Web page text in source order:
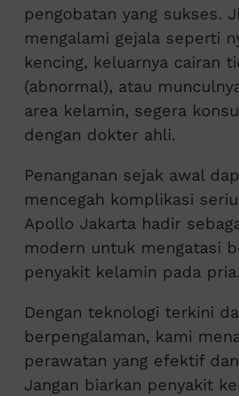
pengobatan yang sukses.
mengalami gejala seperti
kencing, keluarnya cairan
(abnormal), atau
area kelamin, segera
dengan dokter ahli.
Penanganan sejak awal
mencegah komplikasi
Apollo Jakarta hadir
modern untuk mengatasi
penyakit kelamin pada pria.
Dengan teknologi terkini
berpengalaman, kami
perawatan yang efektif
Jangan biarkan penyakit